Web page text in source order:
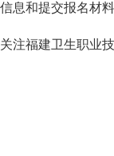
息和提交报名
注福建卫生职